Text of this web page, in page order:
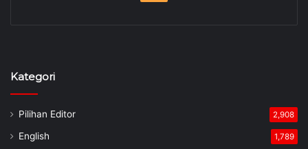
Kategori
Pilihan Editor 2,908
English 1,789